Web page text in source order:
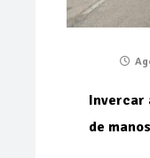
Invercar
de